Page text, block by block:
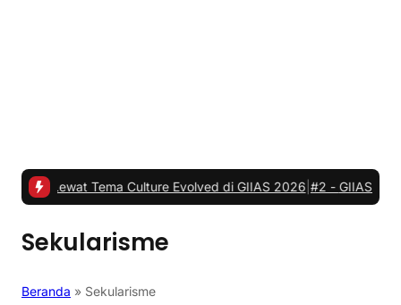
Tema Culture Evolved di GIIAS 2026 |#2 -GIIAS 2026, JETOUR
Sekularisme
Beranda » Sekularisme